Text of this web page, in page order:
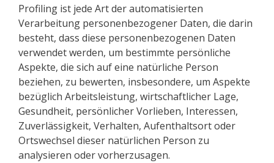
Profiling ist jede Art der automatisierten
Verarbeitung personenbezogener Daten, die darin
besteht, dass diese personenbezogenen Daten
verwendet werden, um bestimmte persönliche
Aspekte, die sich auf eine natürliche Person
beziehen, zu bewerten, insbesondere, um Aspekte
bezüglich Arbeitsleistung, wirtschaftlicher Lage,
Gesundheit, persönlicher Vorlieben, Interessen,
Zuverlässigkeit, Verhalten, Aufenthaltsort oder
Ortswechsel dieser natürlichen Person zu
analysieren oder vorherzusagen.